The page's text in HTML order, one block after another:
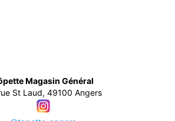
Magasin Général
St Laud, 49100 Angers